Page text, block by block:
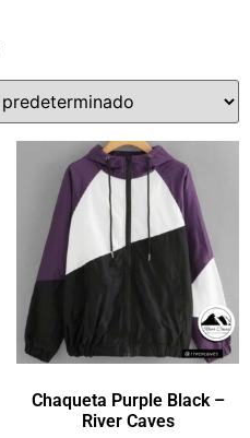
Chaqueta Purple Black –
River Caves